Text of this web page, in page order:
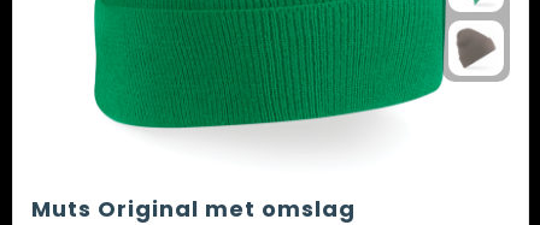
Muts Original met omslag